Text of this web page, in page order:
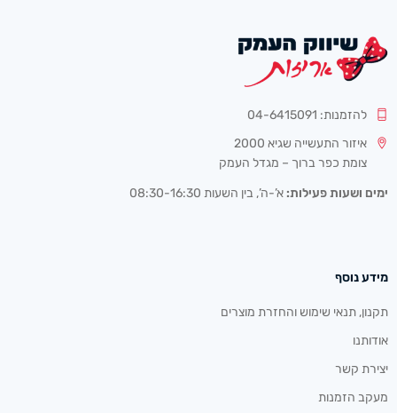
להזמנות: 04-6415091
איזור התעשייה שגיא 2000
צומת כפר ברוך – מגדל העמק
ימים ושעות פעילות: א’-ה’, בין השעות 08:30-16:30
מידע נוסף
תקנון, תנאי שימוש והחזרת מוצרים
אודותנו
יצירת קשר
מעקב הזמנות